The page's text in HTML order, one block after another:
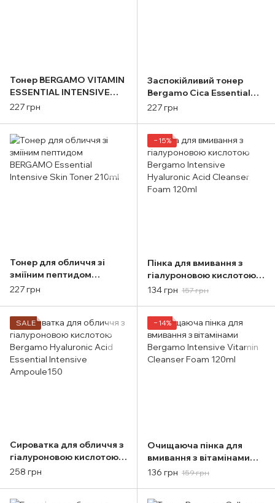
Тонер BERGAMO VITAMIN
ESSENTIAL INTENSIVE
TONER 210мл
227 грн
Заспокійливий тонер
Bergamo Cica Essential
Intensive Skin Toner 210ml
227 грн
Тонер для обличчя зі
зміїним пептидом
BERGAMO Essential
227 грн
−15%
Пінка для вмивання з
гіалуроновою кислотою
Bergamo Intensive
134 грн 157 грн
SALE
Сироватка для обличчя з
гіалуроновою кислотою
Bergamo Hyaluronic Acid
258 грн
−14%
Очищаюча пінка для
вмивання з вітамінами
Bergamo Intensive
136 грн 159 грн